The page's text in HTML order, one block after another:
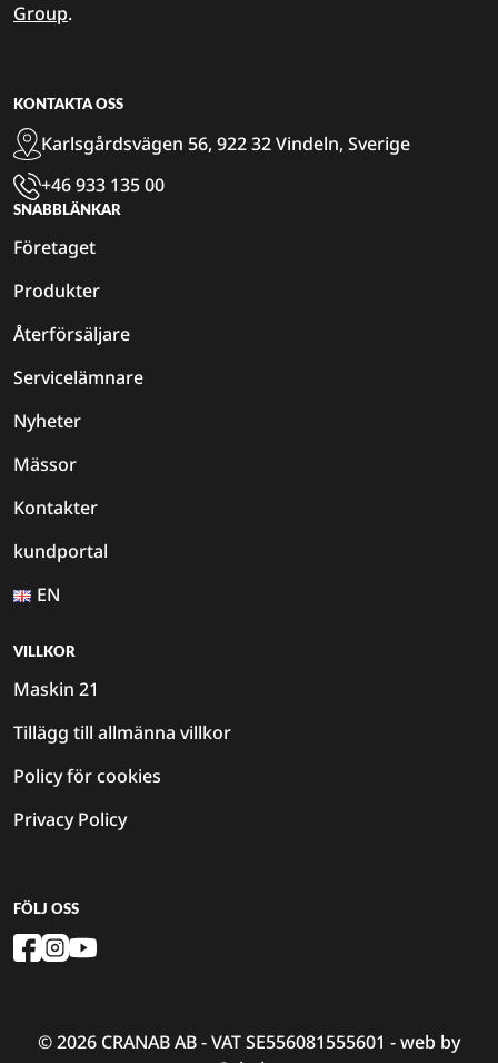
Group.
KONTAKTA OSS
Karlsgårdsvägen 56, 922 32 Vindeln, Sverige
+46 933 135 00
SNABBLÄNKAR
Företaget
Produkter
Återförsäljare
Servicelämnare
Nyheter
Mässor
Kontakter
kundportal
EN
VILLKOR
Maskin 21
Tillägg till allmänna villkor
Policy för cookies
Privacy Policy
FÖLJ OSS
© 2026 CRANAB AB - VAT SE556081555601 - web by